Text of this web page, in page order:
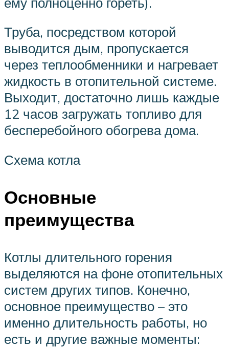
Труба, посредством которой
выводится дым, пропускается
через теплообменники и нагревает
жидкость в отопительной системе.
Выходит, достаточно лишь каждые
12 часов загружать топливо для
бесперебойного обогрева дома.
Схема котла
Основные
преимущества
Котлы длительного горения
выделяются на фоне отопительных
систем других типов. Конечно,
основное преимущество – это
именно длительность работы, но
есть и другие важные моменты: